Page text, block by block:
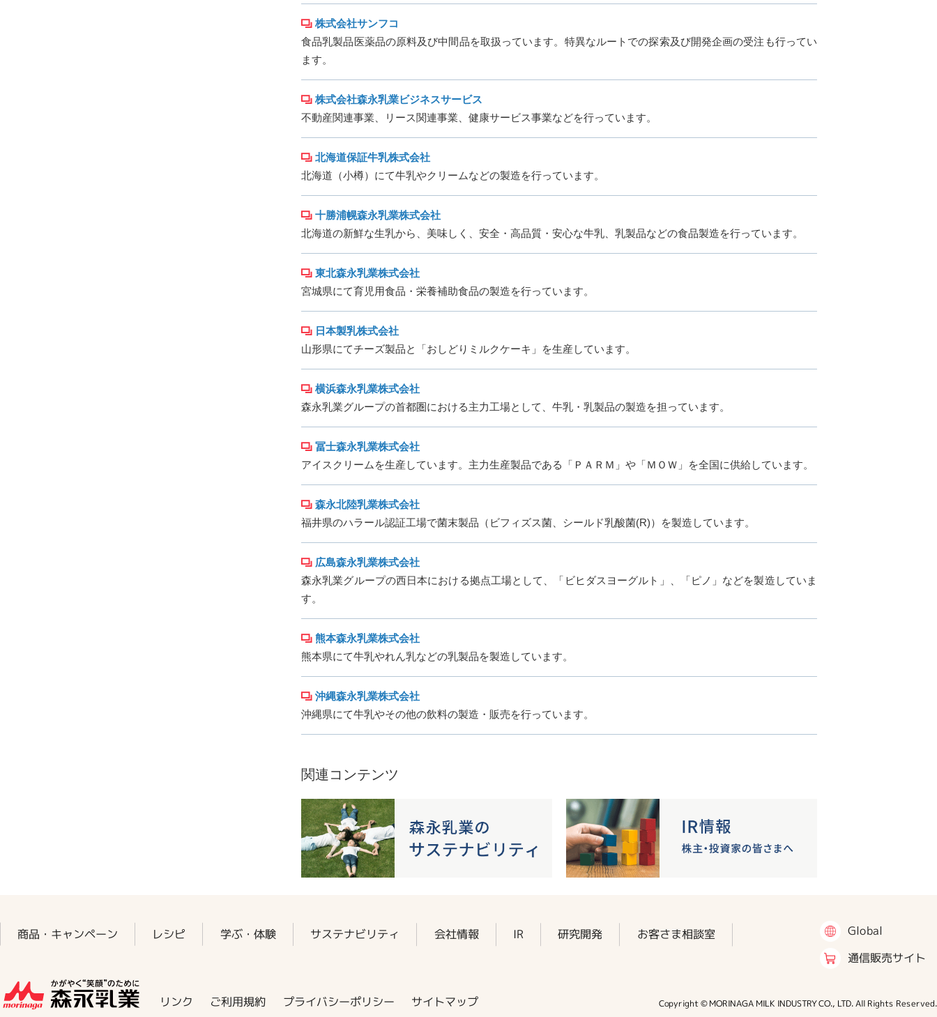
株式会社サンフコ
食品乳製品医薬品の原料及び中間品を取扱っています。特異なルートでの探索及び開発企画の受注も行ってい
ます。
株式会社森永乳業ビジネスサービス
不動産関連事業、リース関連事業、健康サービス事業などを行っています。
北海道保証牛乳株式会社
北海道（小樽）にて牛乳やクリームなどの製造を行っています。
十勝浦幌森永乳業株式会社
北海道の新鮮な生乳から、美味しく、安全・高品質・安心な牛乳、乳製品などの食品製造を行っています。
東北森永乳業株式会社
宮城県にて育児用食品・栄養補助食品の製造を行っています。
日本製乳株式会社
山形県にてチーズ製品と「おしどりミルクケーキ」を生産しています。
横浜森永乳業株式会社
森永乳業グループの首都圏における主力工場として、牛乳・乳製品の製造を担っています。
冨士森永乳業株式会社
アイスクリームを生産しています。主力生産製品である「ＰＡＲＭ」や「ＭＯＷ」を全国に供給しています。
森永北陸乳業株式会社
福井県のハラール認証工場で菌末製品（ビフィズス菌、シールド乳酸菌(R)）を製造しています。
広島森永乳業株式会社
森永乳業グループの西日本における拠点工場として、「ビヒダスヨーグルト」、「ピノ」などを製造していま
す。
熊本森永乳業株式会社
熊本県にて牛乳やれん乳などの乳製品を製造しています。
沖縄森永乳業株式会社
沖縄県にて牛乳やその他の飲料の製造・販売を行っています。
関連コンテンツ
商品・キャンペーン レシピ 学ぶ・体験 サステナビリティ 会社情報 IR 研究開発 お客さま相談室 Global
通信販売サイト
リンク ご利用規約 プライバシーポリシー サイトマップ Copyright © MORINAGA MILK INDUSTRY CO., LTD. All Rights Reserved.